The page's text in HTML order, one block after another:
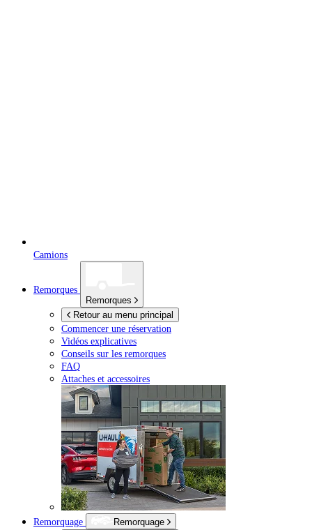
Camions
Remorques
Remorques
Retour au menu principal
Commencer une réservation
Vidéos explicatives
Conseils sur les remorques
FAQ
Attaches et accessoires
Remorquage
Remorquage